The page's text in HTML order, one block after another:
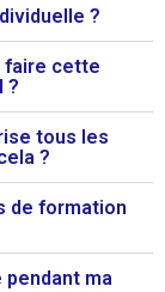
?
faire cette
?
tous les
?
de formation
ma